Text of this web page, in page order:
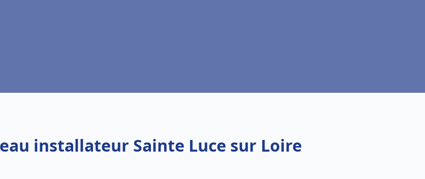
installateur Sainte Luce sur Loire